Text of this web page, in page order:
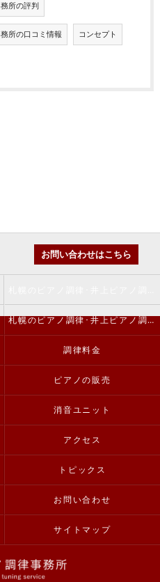
所の評判
所の口コミ情報 コンセプト
お問い合わせはこちら
札幌のピアノ調律･井上ピアノ調律事務所のお客様の声
調律料金
ピアノの販売
消音ユニット
アクセス
トピックス
お問い合わせ
サイトマップ